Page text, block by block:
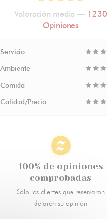
Valoración media — 1230
Opiniones
Servicio
Ambiente
Comida
Calidad/Precio
100% de opiniones
comprobadas
Solo los clientes que reservaron
dejaron su opinión